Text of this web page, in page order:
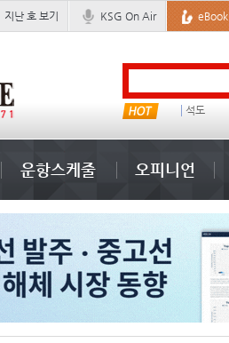
지난 호 보기 KSG On Air eBook
컨테이너 임대사 석도
운항스케줄 오피니언